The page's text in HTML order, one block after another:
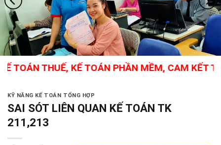
THUẾ, KẾ TOÁN PHẦN MỀM, CAM KẾT THÀNH
KỸ NĂNG KẾ TOÁN TỔNG HỢP
SAI SÓT LIÊN QUAN KẾ TOÁN TK
211,213